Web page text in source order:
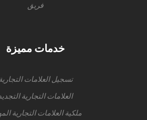
فريق
خدمات مميزة
تسجيل العلامات
العلامات التجارية
ملكية العلامات التجارية